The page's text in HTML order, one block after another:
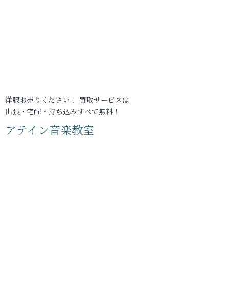
洋服お売りください！ 買取サービスは
出張・宅配・持ち込みすべて無料！
アテイン音楽教室